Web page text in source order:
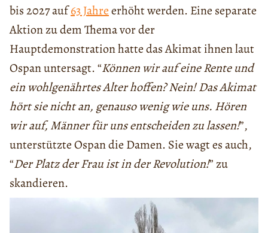
bis 2027 auf63 Jahreerhöht werden. Eine separate
Aktion zu dem Thema vor der
Hauptdemonstration hatte das Akimat ihnen laut
Ospan untersagt. “Können wir auf eine Rente und
ein wohlgenährtes Alter hoffen? Nein! Das Akimat
hört sie nicht an, genauso wenig wie uns. Hören
wir auf, Männer für uns entscheiden zu lassen!”,
unterstützte Ospan die Damen. Sie wagt es auch,
“Der Platz der Frau ist in der Revolution!” zu
skandieren.